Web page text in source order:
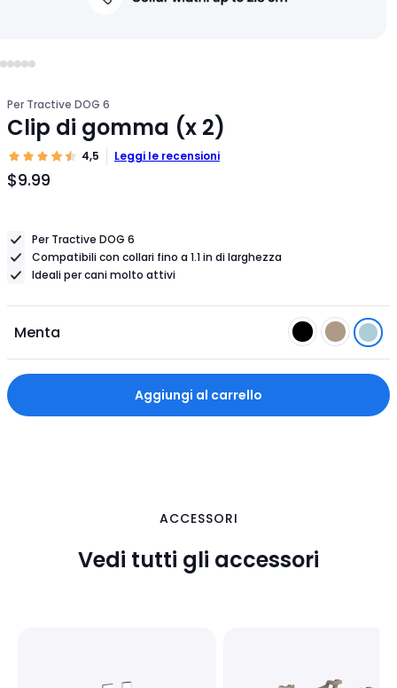
Per Tractive DOG 6
Clip di gomma (x 2)
4,5 Leggi le recensioni
$9.99
Prezzo
$9.99Per Tractive DOG 6
Compatibili con collari fino a 1.1 in di larghezza
Ideali per cani molto attivi
Menta
Aggiungi al carrello
ACCESSORI
Vedi tutti gli accessori